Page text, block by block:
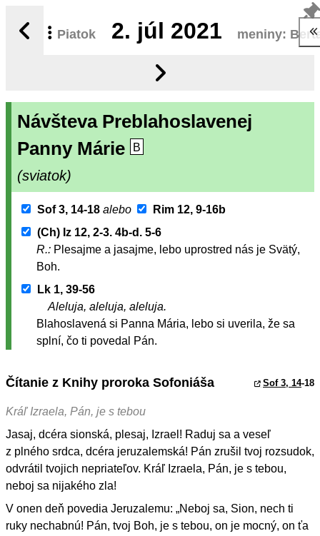
Piatok 2. júl 2021 meniny:
Návšteva Preblahoslavenej
Panny Márie
B
(sviatok)
Sof 3, 14-18 alebo
Rim 12, 9-16b
(Ch) Iz 12, 2-3. 4b-d. 5-6
R.: Plesajme a jasajme, lebo uprostred nás je Svätý,
Boh.
Lk 1, 39-56
Aleluja, aleluja, aleluja.
Blahoslavená si Panna Mária, lebo si uverila, že sa
splní, čo ti povedal Pán.
Čítanie z Knihy proroka Sofoniáša Sof 3, 14-18
Kráľ Izraela, Pán, je s tebou
Jasaj, dcéra sionská, plesaj, Izrael! Raduj sa a veseľ
z plného srdca, dcéra jeruzalemská! Pán zrušil tvoj rozsudok,
odvrátil tvojich nepriateľov. Kráľ Izraela, Pán, je s tebou,
neboj sa nijakého zla!
V onen deň povedia Jeruzalemu: „Neboj sa, Sion, nech ti
ruky nechabnú! Pán, tvoj Boh, je s tebou, on je mocný, on ťa